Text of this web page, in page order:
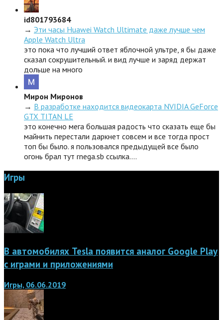
id801793684
→ Эти часы Huawei Watch Ultimate даже лучше чем
Apple Watch Ultra
это пока что лучший ответ яблочной ультре, я бы даже
сказал сокрушительный. и вид лучше и заряд держат
дольше на много
Мирон Миронов
→ В разработке находится видеокарта NVIDIA GeForce
GTX TITAN LE
это конечно мега большая радость что сказать еще бы
майнить перестали даркнет совсем и все тогда прост
топ бы было. я пользовался предыдущей все было
огонь брал тут rnega.sb ссылка.…
Игры
В автомобилях Tesla появится аналог Google Play
с играми и приложениями
Игры, 06.06.2019